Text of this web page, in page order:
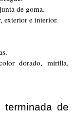
de goma.
exterior e interior.
dorado, mirilla,
de